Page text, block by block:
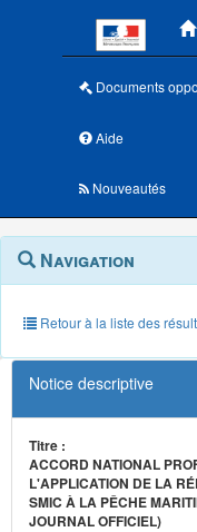
Documents
Aide
Nouveautés
Navigation
outils
annexes
Menu
contextuel
Navigation
Retour à la liste des
Notice descriptive
Titre :
ACCORD NATIONAL
L'APPLICATION DE LA
SMIC À LA PÊCHE
JOURNAL OFFICIEL)